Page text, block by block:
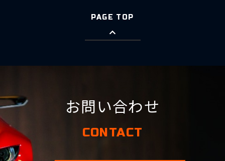
PAGE TOP
お問い合わせ
CONTACT